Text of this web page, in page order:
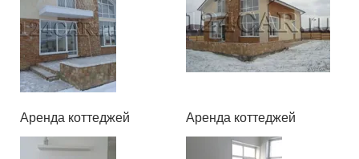
Аренда коттеджей Аренда коттеджей